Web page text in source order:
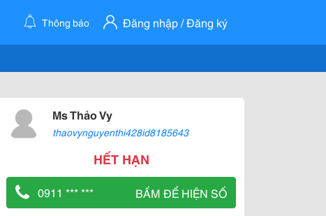
Thông báo Đăng nhập / Đăng ký
Ms Thảo Vy
thaovynguyenthi428id8185643
HẾT HẠN
0911 *** *** BẤM ĐỂ HIỆN SỐ